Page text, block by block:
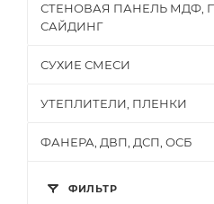
СТЕНОВАЯ ПАНЕЛЬ МДФ,
САЙДИНГ
СУХИЕ СМЕСИ
УТЕПЛИТЕЛИ, ПЛЕНКИ
ФАНЕРА, ДВП, ДСП, ОСБ
ФИЛЬТР